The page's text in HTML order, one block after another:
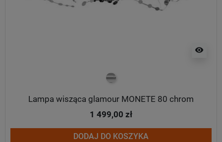
visibility
chrom
Lampa wisząca glamour MONETE 80 chrom
1 499,00 zł
DODAJ DO KOSZYKA